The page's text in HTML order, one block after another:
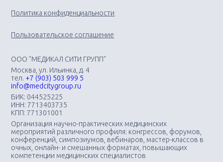
Политика конфиденциальности
Пользовательское соглашение
ООО "МЕДИКАЛ СИТИ ГРУПП"
Москва, ул. Ильинка, д. 4
тел. +7 (903) 503 999 5
info@medcitygroup.ru
БИК: 044525225
ИНН: 7713403735
КПП: 771301001
Организация научно-практических медицинских
мероприятий различного профиля: конгрессов, форумов,
конференций, симпозиумов, вебинаров, мастер-классов в
очных, онлайн- и смешанных форматах, повышающих
компетенции медицинских специалистов